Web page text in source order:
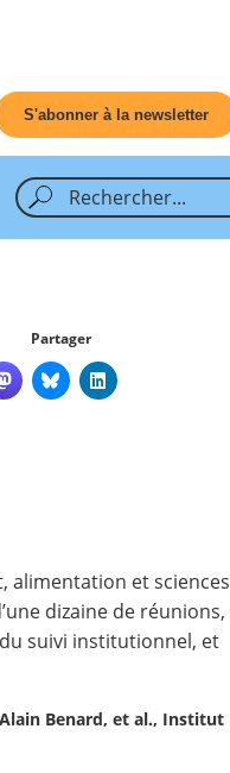
S'abonner à la newsletter
Partager
alimentation et sciences
dizaine de réunions,
suivi institutionnel, et
Benard, et al., Institut